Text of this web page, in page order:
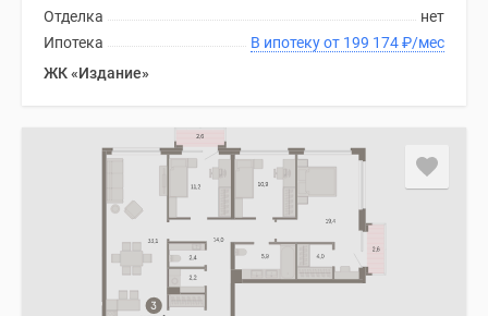
нет
Отделка
В ипотеку от 199 174₽/мес
Ипотека
ЖК «Издание»